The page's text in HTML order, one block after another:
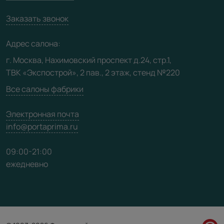
Юридическая информация
Вакансии
Видео
Карта сайта
Заказать звонок
Адрес салона:
г. Москва, Нахимовский проспект д.24, стр.1,
ТВК «Экспострой», 2 пав., 2 этаж, стенд №220
Все салоны фабрики
Электронная почта
info@portaprima.ru
09:00-21:00
ежедневно